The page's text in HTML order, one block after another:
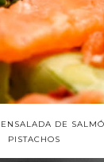
DE
PISTACHOS